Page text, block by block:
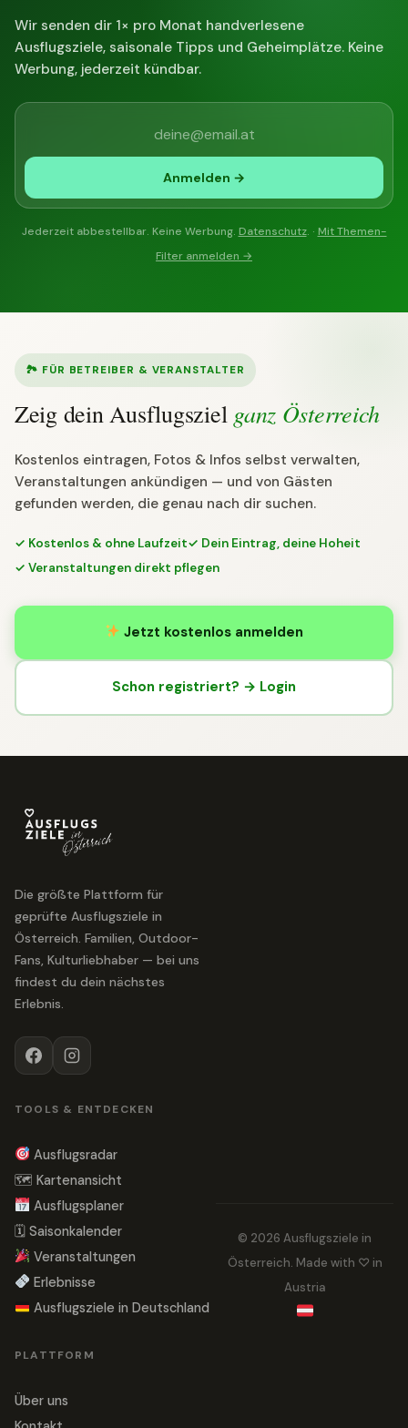
Wir senden dir 1× pro Monat handverlesene
Ausflugsziele, saisonale Tipps und Geheimplätze. Keine
Werbung, jederzeit kündbar.
Anmelden →
Jederzeit abbestellbar. Keine Werbung. Datenschutz. · Mit Themen-
Filter anmelden →
🏞 FÜR BETREIBER & VERANSTALTER
Zeig dein Ausflugsziel ganz Österreich
Kostenlos eintragen, Fotos & Infos selbst verwalten,
Veranstaltungen ankündigen — und von Gästen
gefunden werden, die genau nach dir suchen.
✓ Kostenlos & ohne Laufzeit✓ Dein Eintrag, deine Hoheit
✓ Veranstaltungen direkt pflegen
Jetzt kostenlos anmelden
Schon registriert? → Login
Die größte Plattform für
geprüfte Ausflugsziele in
Österreich. Familien, Outdoor-
Fans, Kulturliebhaber — bei uns
findest du dein nächstes
Erlebnis.
TOOLS & ENTDECKEN
Ausflugsradar
🗺 Kartenansicht
Ausflugsplaner
🗓 Saisonkalender
Veranstaltungen
Erlebnisse
Ausflugsziele in Deutschland
PLATTFORM
Über uns
© 2026 Ausflugsziele in
Österreich. Made with ♡ in
Austria